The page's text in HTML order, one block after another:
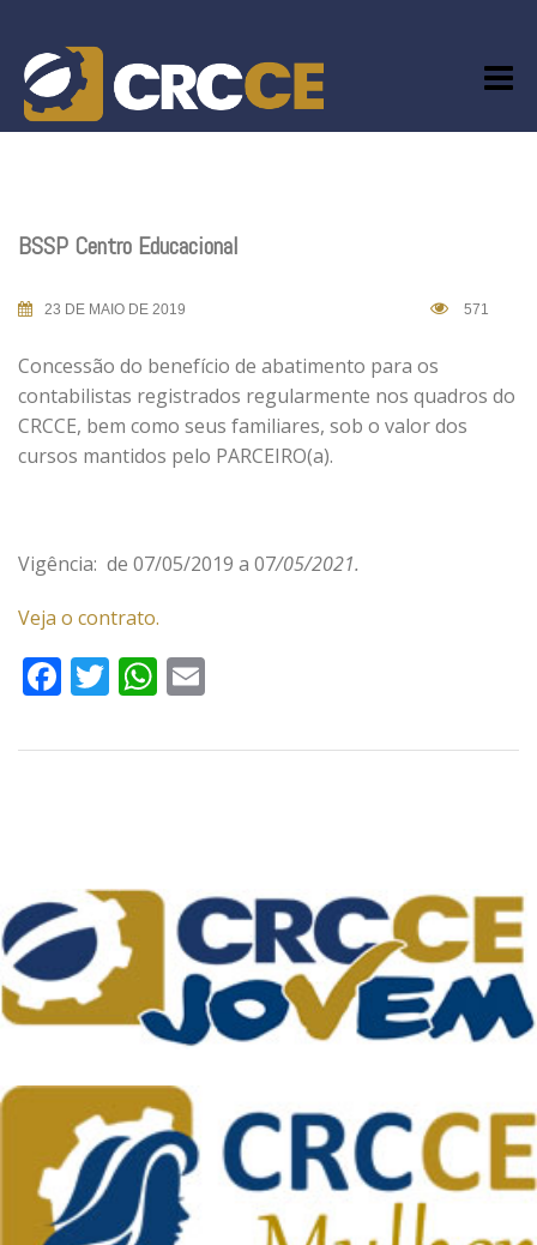
content
BSSP Centro Educacional
23 DE MAIO DE 2019 571
Concessão do benefício de abatimento para os
contabilistas registrados regularmente nos quadros do
CRCCE, bem como seus familiares, sob o valor dos
cursos mantidos pelo PARCEIRO(a).
Vigência: de 07/05/2019 a 07/05/2021.
Veja o contrato.
Facebook
TwitterWhatsApp